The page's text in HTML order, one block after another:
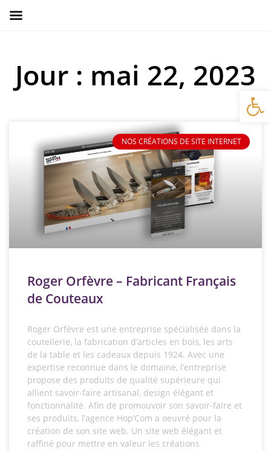
Jour : mai 22, 2023
NOS CRÉATIONS DE SITE INTERNET
Roger Orfèvre – Fabricant Français
de Couteaux
Roger Orfèvre est une entreprise spécialisée dans la
coutellerie, la fabrication d’articles en bois, les arts
de la table et les cadeaux depuis 1924. Avec une
expertise reconnue dans le domaine, l’entreprise
propose des produits de qualité supérieure qui
allient savoir-faire artisanal, design élégant et
fonctionnalité. Afin de promouvoir son savoir-faire et
ses produits, l’agence Hop’Com a oeuvré pour la
création de son site web. Un site web élégant et
raffiné pour mettre en valeur les créations